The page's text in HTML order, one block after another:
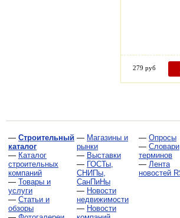
279 руб
— Строительный
каталог
— Каталог
строительных
компаний
— Товары и
услуги
— Статьи и
обзоры
— Магазины и
рынки
— Выставки
— ГОСТы,
СНИПы,
СанПиНы
— Новости
недвижимости
— Новости
— Опросы
— Словари
терминов
— Лента
новостей